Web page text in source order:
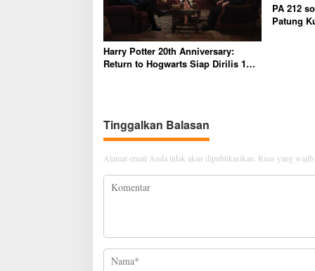
Harry Potter 20th Anniversary:
Return to Hogwarts Siap Dirilis 1
PA 212
Patung
Tinggalkan Balasan
Alamat email Anda tidak akan dipublikasikan. Ruas yang